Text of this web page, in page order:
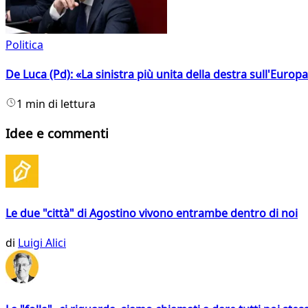
Politica
De Luca (Pd): «La sinistra più unita della destra
1 min di lettura
Idee e commenti
Le due "città" di Agostino vivono entrambe dentro di noi
di Luigi Alici